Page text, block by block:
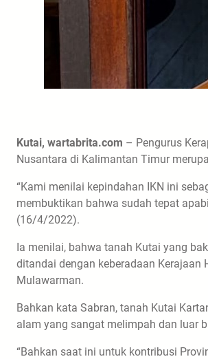
Kutai, wartabrita.com – Pengurus
Nusantara di Kalimantan Timur
“Kami menilai kepindahan IKN ini
membuktikan bahwa sudah tepat
(16/4/2022).
Ia menilai, bahwa tanah Kutai yang
ditandai dengan keberadaan Kerajaan
Mulawarman.
Bahkan kata Sabran, tanah Kutai
alam yang sangat melimpah dan luar
“Bahkan saat ini untuk kontribusi